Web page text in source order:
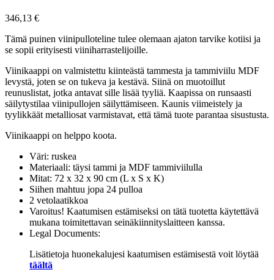
346,13 €
Tämä puinen viinipulloteline tulee olemaan ajaton tarvike kotiisi ja
se sopii erityisesti viiniharrastelijoille.
Viinikaappi on valmistettu kiinteästä tammesta ja tammiviilu MDF
levystä, joten se on tukeva ja kestävä. Siinä on muotoillut
reunuslistat, jotka antavat sille lisää tyyliä. Kaapissa on runsaasti
säilytystilaa viinipullojen säilyttämiseen. Kaunis viimeistely ja
tyylikkäät metalliosat varmistavat, että tämä tuote parantaa sisustusta.
Viinikaappi on helppo koota.
Väri: ruskea
Materiaali: täysi tammi ja MDF tammiviilulla
Mitat: 72 x 32 x 90 cm (L x S x K)
Siihen mahtuu jopa 24 pulloa
2 vetolaatikkoa
Varoitus! Kaatumisen estämiseksi on tätä tuotetta käytettävä
mukana toimitettavan seinäkiinnityslaitteen kanssa.
Legal Documents:
Lisätietoja huonekalujesi kaatumisen estämisestä voit löytää
täältä